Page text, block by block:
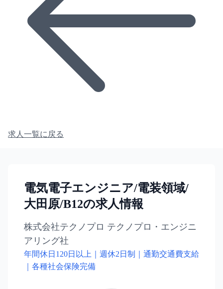
求人一覧に戻る
電気電子エンジニア/電装領域/
大田原/B12の求人情報
株式会社テクノプロ テクノプロ・エンジニ
アリング社
年間休日120日以上｜週休2日制｜通勤交通費支給
｜各種社会保険完備